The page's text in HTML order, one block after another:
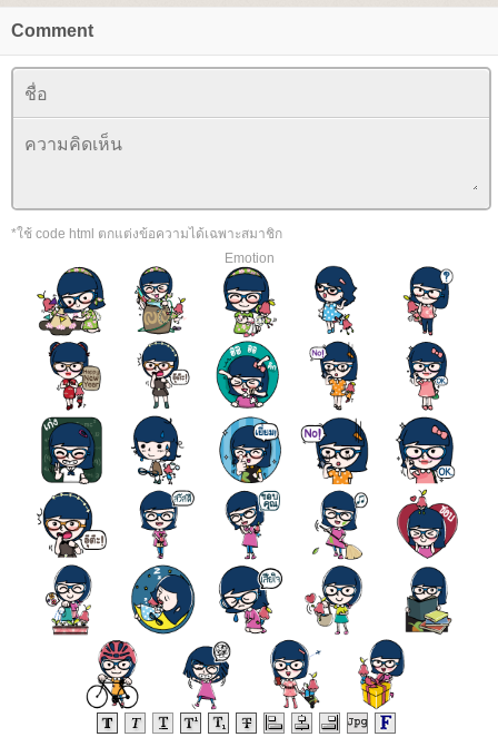
Comment
*ใช้ code html ตกแต่งข้อความได้เฉพาะสมาชิก
Emotion